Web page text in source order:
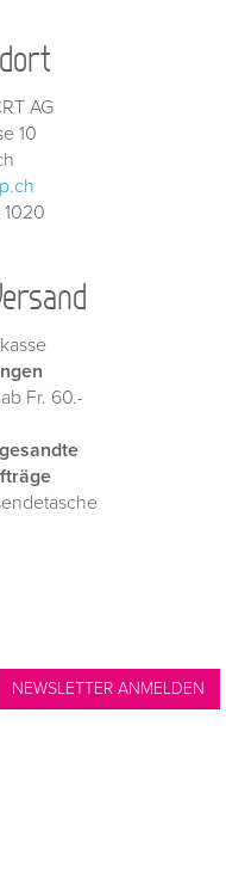
AG
10
1020
Fr. 60.-
NEWSLETTER ANMELDEN